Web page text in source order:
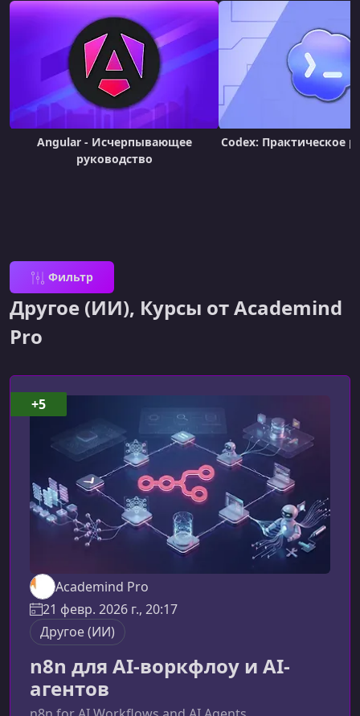
Angular - Исчерпывающее
руководство
Codex: Практическое
Фильтр
Другое (ИИ), Курсы от Academind
Pro
Academind Pro
21 февр. 2026 г., 20:17
Другое (ИИ)
n8n для AI-воркфлоу и AI-
агентов
+5